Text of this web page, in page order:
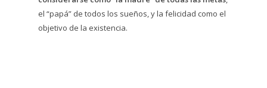
el “papá” de todos los sueños, y la felicidad como el
objetivo de la existencia.